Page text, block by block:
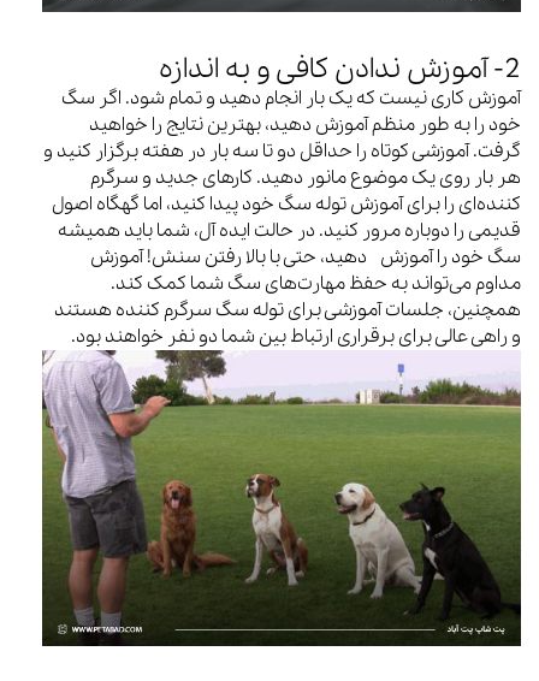
2- آموزش ندادن کافی و به اندازه
آموزش کاری نیست که یک بار انجام دهید و تمام شود. اگر سگ
خود را به طور منظم آموزش دهید، بهترین نتایج را خواهید
گرفت. آموزشی کوتاه را حداقل دو تا سه بار در هفته برگزار کنید و
هر بار روی یک موضوع مانور دهید. کارهای جدید و سرگرم
کننده‌ای را برای آموزش توله سگ خود پیدا کنید، اما گهگاه اصول
قدیمی را دوباره مرور کنید. در حالت ایده آل، شما باید همیشه
سگ خود را آموزش دهید، حتی با بالا رفتن سنش! آموزش
مداوم می‌تواند به حفظ مهارت‌های سگ شما کمک کند.
همچنین، جلسات آموزشی برای توله سگ سرگرم کننده هستند
و راهی عالی برای برقراری ارتباط بین شما دو نفر خواهند بود.